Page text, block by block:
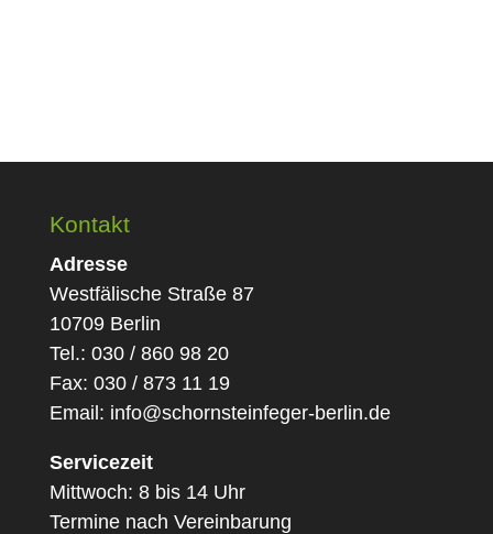
Kontakt
Adresse
Westfälische Straße 87
10709 Berlin
Tel.: 030 / 860 98 20
Fax: 030 / 873 11 19
Email: info@schornsteinfeger-berlin.de
Servicezeit
Mittwoch: 8 bis 14 Uhr
Termine nach Vereinbarung